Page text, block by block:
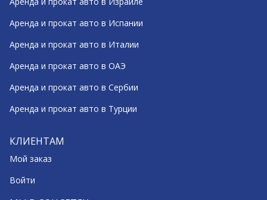
Аренда и прокат авто в Испании
Аренда и прокат авто в Италии
Аренда и прокат авто в ОАЭ
Аренда и прокат авто в Сербии
Аренда и прокат авто в Турции
КЛИЕНТАМ
Мой заказ
Войти